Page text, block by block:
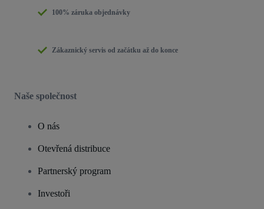
100% záruka objednávky
Zákaznický servis od začátku až do konce
Naše společnost
O nás
Otevřená distribuce
Partnerský program
Investoři